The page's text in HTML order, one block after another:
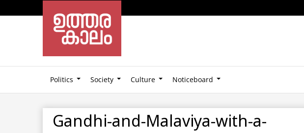
Politics Society Culture Noticeboard
Gandhi-and-Malaviya-with-a-